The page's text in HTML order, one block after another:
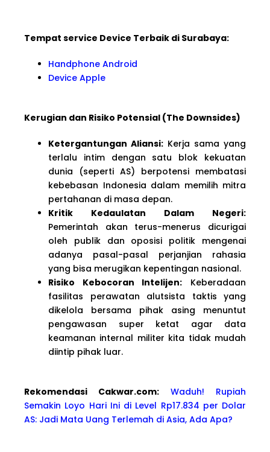
Tempat service Device Terbaik di Surabaya:
Handphone Android
Device Apple
Kerugian dan Risiko Potensial (The Downsides)
Ketergantungan Aliansi: Kerja sama yang
terlalu intim dengan satu blok kekuatan
dunia (seperti AS) berpotensi membatasi
kebebasan Indonesia dalam memilih mitra
pertahanan di masa depan.
Kritik Kedaulatan Dalam Negeri:
Pemerintah akan terus-menerus dicurigai
oleh publik dan oposisi politik mengenai
adanya pasal-pasal perjanjian rahasia
yang bisa merugikan kepentingan nasional.
Risiko Kebocoran Intelijen: Keberadaan
fasilitas perawatan alutsista taktis yang
dikelola bersama pihak asing menuntut
pengawasan super ketat agar data
keamanan internal militer kita tidak mudah
diintip pihak luar.
Rekomendasi Cakwar.com: Waduh! Rupiah
Semakin Loyo Hari Ini di Level Rp17.834 per Dolar
AS: Jadi Mata Uang Terlemah di Asia, Ada Apa?